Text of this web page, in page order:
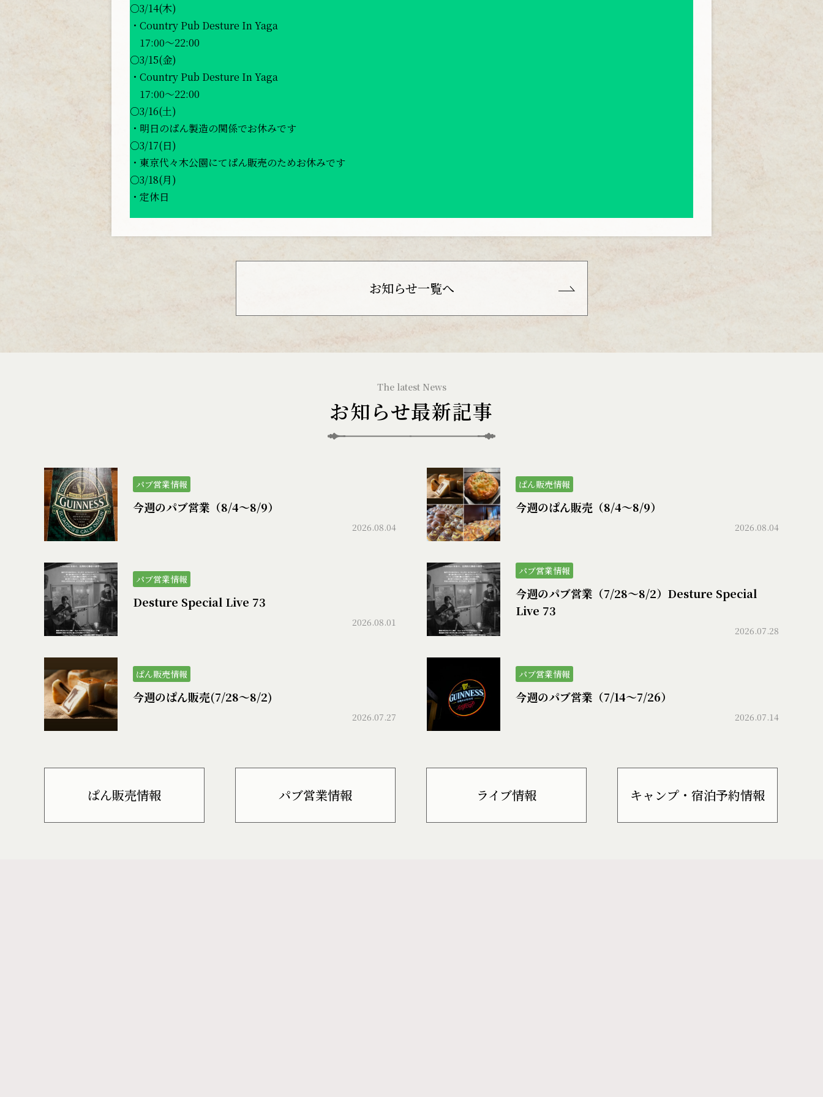
○3/14(木)
・Country Pub Desture In Yaga
17:00〜22:00
○3/15(金)
・Country Pub Desture In Yaga
17:00〜22:00
○3/16(土)
・明日のぱん製造の関係でお休みです
○3/17(日)
・東京代々木公園にてぱん販売のためお休みです
○3/18(月)
・定休日
お知らせ一覧へ
お知らせ最新記事
パブ営業情報
今週のパブ営業（8/4〜8/9）
2026.08.04
ぱん販売情報
今週のぱん販売（8/4〜8/9）
2026.08.04
パブ営業情報
Desture Special Live 73
2026.08.01
パブ営業情報
今週のパブ営業（7/28〜8/2）Desture Special
Live 73
2026.07.28
ぱん販売情報
今週のぱん販売(7/28〜8/2)
2026.07.27
パブ営業情報
今週のパブ営業（7/14〜7/26）
2026.07.14
ぱん販売情報 パブ営業情報 ライブ情報 キャンプ・宿泊予約情報